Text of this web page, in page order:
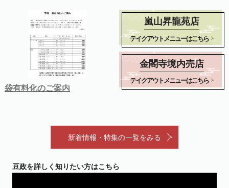
袋有料化のご案内
嵐山昇龍苑店
テイクアウトメニューはこちら
金閣寺境内売店
テイクアウトメニューはこちら
新着情報・特集の一覧をみる
豆政を詳しく知りたい方はこちら